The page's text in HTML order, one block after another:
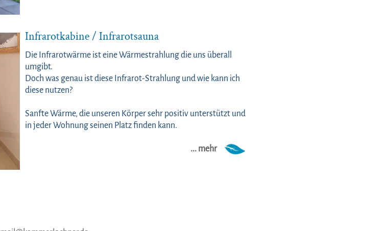
Infrarotkabine / Infrarotsauna
Die Infrarotwärme ist eine Wärmestrahlung die uns überall
umgibt.
Doch was genau ist diese Infrarot-Strahlung und wie kann ich
diese nutzen?
Sanfte Wärme, die unseren Körper sehr positiv unterstützt und
in jeder Wohnung seinen Platz finden kann.
... mehr